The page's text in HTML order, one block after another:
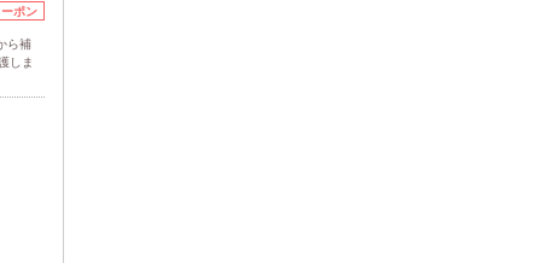
ーポン
ら補
しま